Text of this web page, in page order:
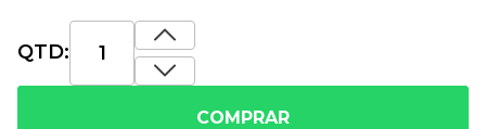
QTD:
COMPRAR